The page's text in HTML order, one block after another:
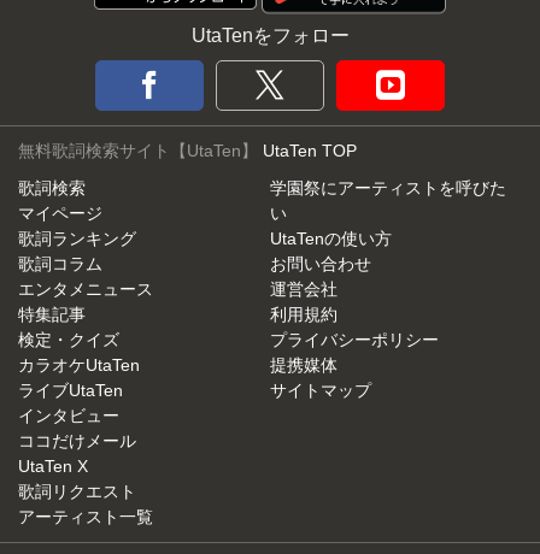
UtaTenをフォロー
無料歌詞検索サイト【UtaTen】 UtaTen TOP
歌詞検索
マイページ
歌詞ランキング
歌詞コラム
エンタメニュース
特集記事
検定・クイズ
カラオケUtaTen
ライブUtaTen
インタビュー
ココだけメール
UtaTen X
歌詞リクエスト
アーティスト一覧
学園祭にアーティストを呼びた
い
UtaTenの使い方
お問い合わせ
運営会社
利用規約
プライバシーポリシー
提携媒体
サイトマップ